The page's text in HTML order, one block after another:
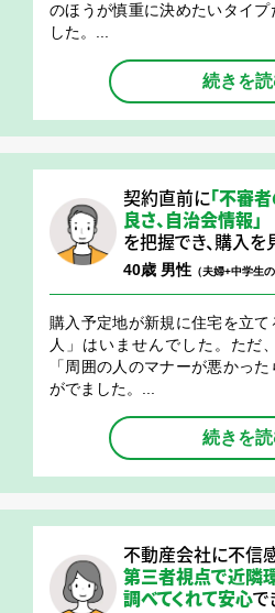
のほうが慎重に決めたいタイプ
した。...
続きを
契約直前に「不審
良さ、自治会情報」
を把握でき、購入を
40歳 男性 （夫婦+中学生
購入予定地が新規に住宅を立
人」はいませんでした。ただ
「周囲の人のマナーが悪かっ
がでました。...
続きを
不動産会社に不信
第三者視点で近隣
調べてくれて安心で